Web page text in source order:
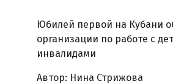
Юбилей первой на Кубани
организации по работе с
инвалидами
Автор: Нина Стрижова